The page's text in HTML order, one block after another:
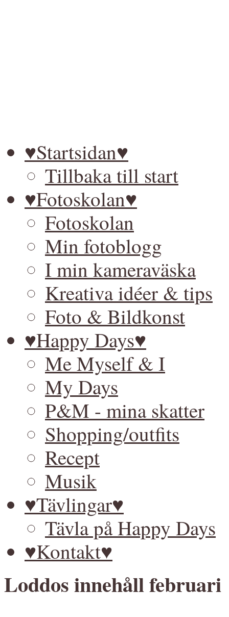
♥Startsidan♥
Tillbaka till start
♥Fotoskolan♥
Fotoskolan
Min fotoblogg
I min kameraväska
Kreativa idéer & tips
Foto & Bildkonst
♥Happy Days♥
Me Myself & I
My Days
P&M - mina skatter
Shopping/outfits
Recept
Musik
♥Tävlingar♥
Tävla på Happy Days
♥Kontakt♥
Loddos innehåll februari